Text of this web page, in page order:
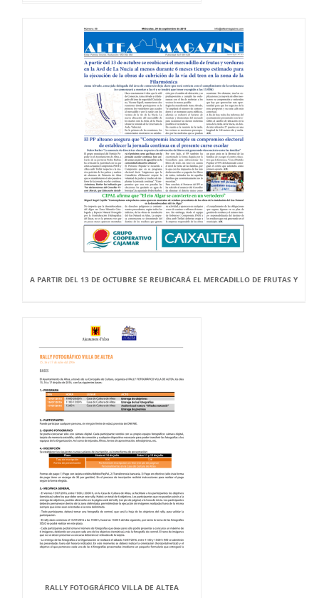
A PARTIR DEL 13 DE OCTUBRE SE REUBICARÁ EL MERCADILLO DE FRUTAS Y
RALLY FOTOGRÁFICO VILLA DE ALTEA